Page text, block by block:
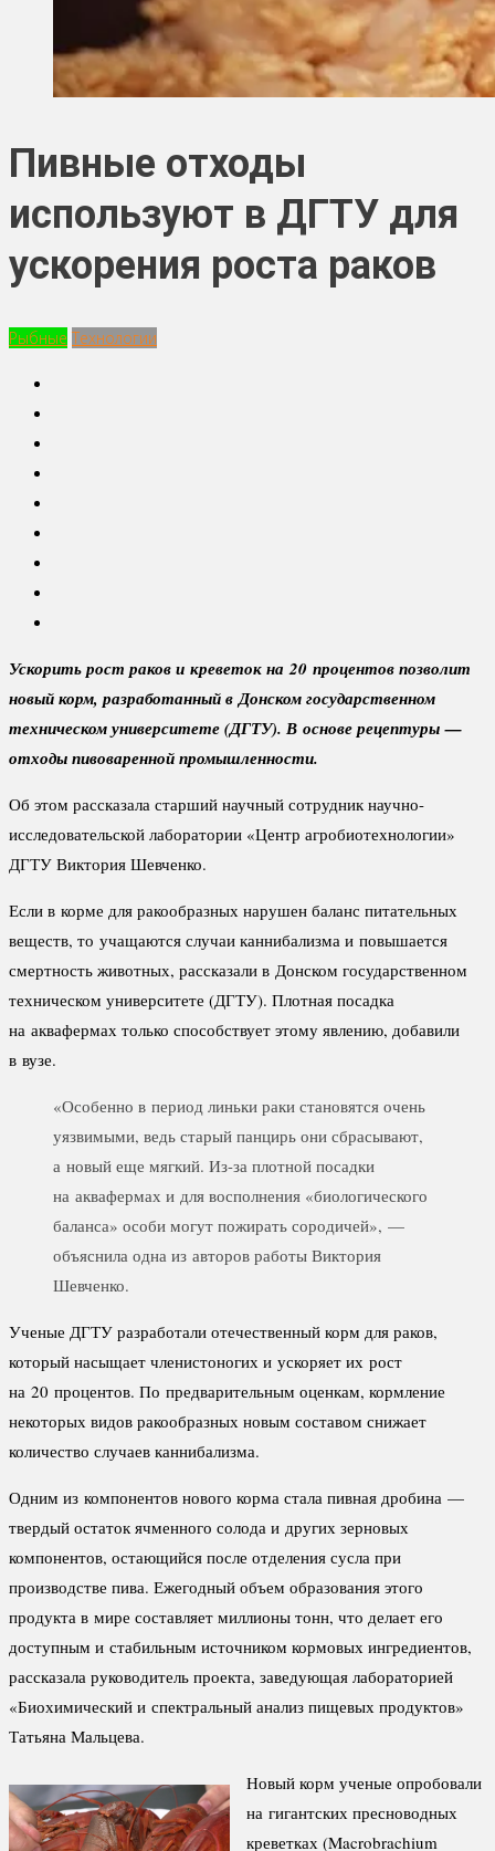
Пивные отходы
используют в ДГТУ для
ускорения роста раков
Рыбные Технологии
Ускорить рост раков и креветок на 20 процентов позволит
новый корм, разработанный в Донском государственном
техническом университете (ДГТУ). В основе рецептуры —
отходы пивоваренной промышленности.
Об этом рассказала старший научный сотрудник научно-
исследовательской лаборатории «Центр агробиотехнологии»
ДГТУ Виктория Шевченко.
Если в корме для ракообразных нарушен баланс питательных
веществ, то учащаются случаи каннибализма и повышается
смертность животных, рассказали в Донском государственном
техническом университете (ДГТУ). Плотная посадка
на аквафермах только способствует этому явлению, добавили
в вузе.
«Особенно в период линьки раки становятся очень
уязвимыми, ведь старый панцирь они сбрасывают,
а новый еще мягкий. Из-за плотной посадки
на аквафермах и для восполнения «биологического
баланса» особи могут пожирать сородичей», —
объяснила одна из авторов работы Виктория
Шевченко.
Ученые ДГТУ разработали отечественный корм для раков,
который насыщает членистоногих и ускоряет их рост
на 20 процентов. По предварительным оценкам, кормление
некоторых видов ракообразных новым составом снижает
количество случаев каннибализма.
Одним из компонентов нового корма стала пивная дробина —
твердый остаток ячменного солода и других зерновых
компонентов, остающийся после отделения сусла при
производстве пива. Ежегодный объем образования этого
продукта в мире составляет миллионы тонн, что делает его
доступным и стабильным источником кормовых ингредиентов,
рассказала руководитель проекта, заведующая лабораторией
«Биохимический и спектральный анализ пищевых продуктов»
Татьяна Мальцева.
Новый корм ученые опробовали
на гигантских пресноводных
креветках (Macrobrachium